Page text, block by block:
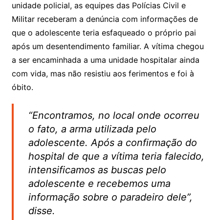
unidade policial, as equipes das Polícias Civil e
Militar receberam a denúncia com informações de
que o adolescente teria esfaqueado o próprio pai
após um desentendimento familiar. A vítima chegou
a ser encaminhada a uma unidade hospitalar ainda
com vida, mas não resistiu aos ferimentos e foi à
óbito.
“Encontramos, no local onde ocorreu
o fato, a arma utilizada pelo
adolescente. Após a confirmação do
hospital de que a vítima teria falecido,
intensificamos as buscas pelo
adolescente e recebemos uma
informação sobre o paradeiro dele”,
disse.